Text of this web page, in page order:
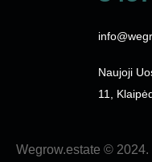
Naujoji
11,
Wegrow.estate © 2024.